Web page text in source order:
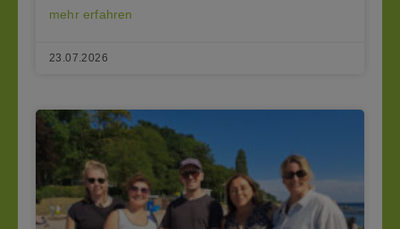
mehr erfahren
23.07.2026